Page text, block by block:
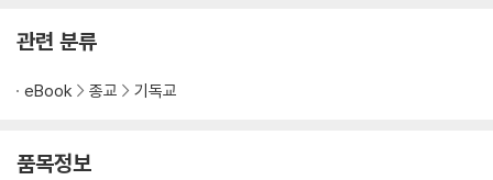
관련 분류
eBook 종교 기독교
품목정보